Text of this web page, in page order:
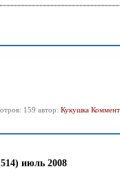
159 автор: Кукушка
июль 2008